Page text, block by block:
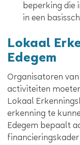
beperking die
in een
Lokaal
Edegem
Organisatoren
activiteiten
Lokaal
erkenning te
Edegem bepaalt